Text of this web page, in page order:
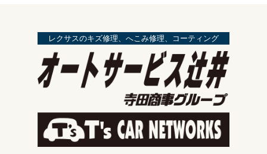
レクサスのキズ修理、へこみ修理、コーティング